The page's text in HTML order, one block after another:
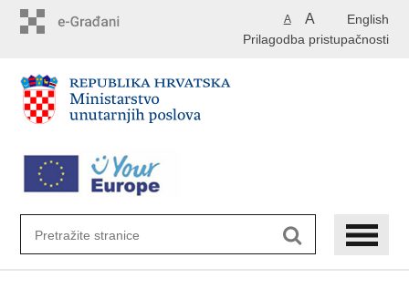
English
A A
Prilagodba pristupačnosti